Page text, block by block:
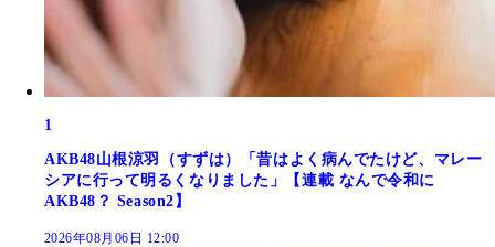
1
AKB48山根涼羽（すずは）「昔はよく病んでたけど、マレー
シアに行って明るくなりました」【連載 なんで令和に
AKB48？ Season2】
2026年08月06日 12:00